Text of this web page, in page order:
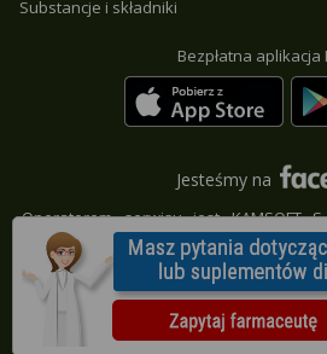
Substancje i składniki
Bezpłatna aplikacja
Jesteśmy na
Operatorem serwisu jest KAMSOFT
9542685559, REGON 241371988, 40-235